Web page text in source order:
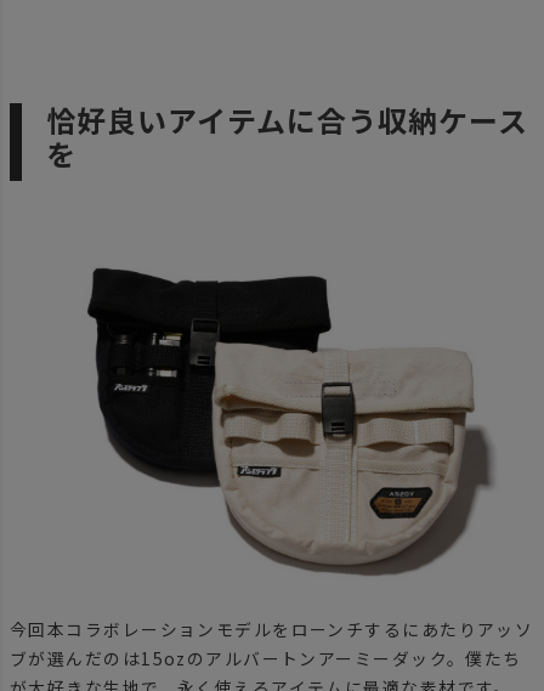
恰好良いアイテムに合う収納ケース
を
今回本コラボレーションモデルをローンチするにあたりアッソ
ブが選んだのは15ozのアルバートンアーミーダック。僕たち